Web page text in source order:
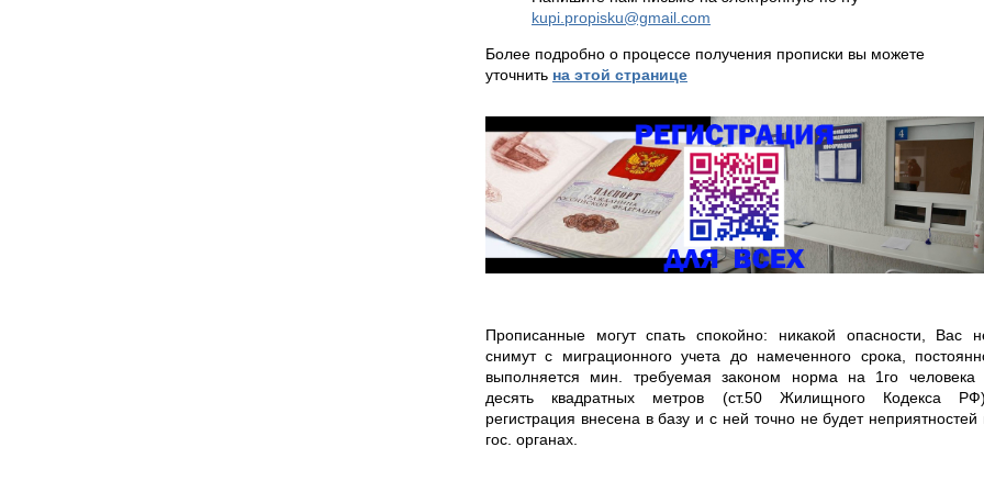
kupi.propisku@gmail.com
Более подробно о процессе получения прописки вы можете
уточнить на этой странице
Прописанные могут спать спокойно: никакой опасности, Вас
снимут с миграционного учета до намеченного срока,
выполняется мин. требуемая законом норма на 1го человека
десять квадратных метров (ст.50 Жилищного Кодекса
регистрация внесена в базу и с ней точно не будет неприятностей
гос. органах.